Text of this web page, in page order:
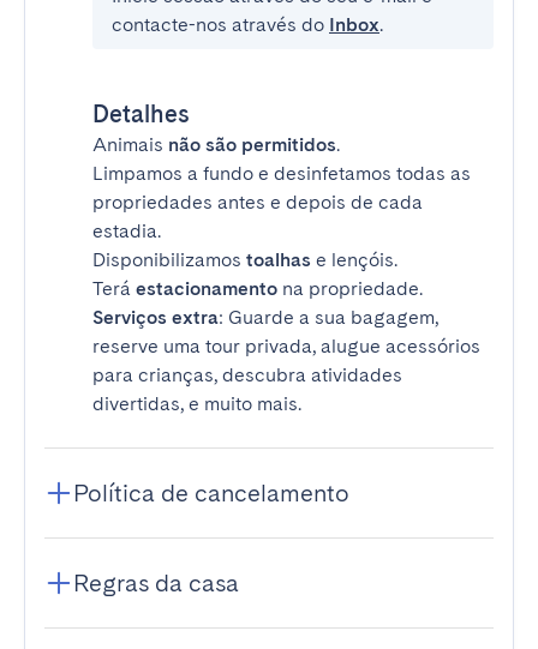
contacte-nos através do Inbox.
Detalhes
Animais não são permitidos.
Limpamos a fundo e desinfetamos todas as
propriedades antes e depois de cada
estadia.
Disponibilizamos toalhas e lençóis.
Terá estacionamento na propriedade.
Serviços extra: Guarde a sua bagagem,
reserve uma tour privada, alugue acessórios
para crianças, descubra atividades
divertidas, e muito mais.
Política de cancelamento
Regras da casa